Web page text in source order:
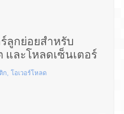
ลูกย่อยสำหรับ
ละโหลดเซ็นเตอร์
ก, โอเวอร์โหลด